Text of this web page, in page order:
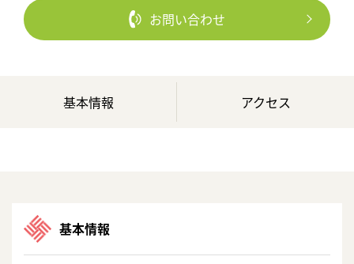
お問い合わせ
基本情報 アクセス
基本情報